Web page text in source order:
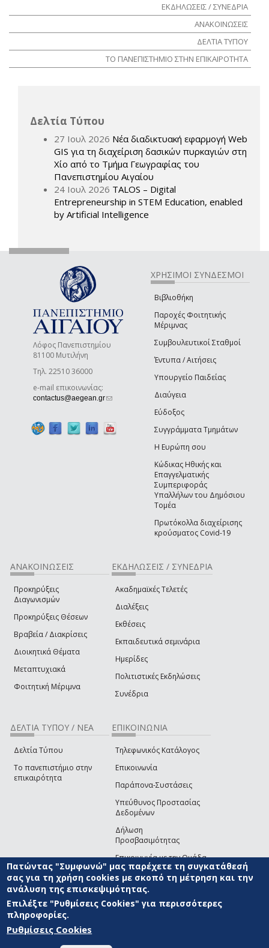
ΕΚΔΗΛΩΣΕΙΣ / ΣΥΝΕΔΡΙΑ
ΑΝΑΚΟΙΝΩΣΕΙΣ
ΔΕΛΤΙΑ ΤΥΠΟΥ
ΤΟ ΠΑΝΕΠΙΣΤΗΜΙΟ ΣΤΗΝ ΕΠΙΚΑΙΡΟΤΗΤΑ
Δελτία Τύπου
27 Ιουλ 2026 Νέα διαδικτυακή εφαρμογή Web
GIS για τη διαχείριση δασικών πυρκαγιών στη
Χίο από το Τμήμα Γεωγραφίας του
Πανεπιστημίου Αιγαίου
24 Ιουλ 2026 TALOS – Digital
Entrepreneurship in STEM Education, enabled
by Artificial Intelligence
Λόφος Πανεπιστημίου
81100 Μυτιλήνη
Τηλ. 22510 36000
e-mail επικοινωνίας:
contactus@aegean.gr(link sends e-mail)
ΧΡΗΣΙΜΟΙ ΣΥΝΔΕΣΜΟΙ
Βιβλιοθήκη
Παροχές Φοιτητικής
Μέριμνας
Συμβουλευτικοί Σταθμοί
Έντυπα / Αιτήσεις
Υπουργείο Παιδείας
Διαύγεια
Εύδοξος
Συγγράμματα Τμημάτων
Η Ευρώπη σου
Κώδικας Ηθικής και
Επαγγελματικής
Συμπεριφοράς
Υπαλλήλων του Δημόσιου
Τομέα
Πρωτόκολλα διαχείρισης
κρούσματος Covid-19
ΑΝΑΚΟΙΝΩΣΕΙΣ
Προκηρύξεις
Διαγωνισμών
Προκηρύξεις Θέσεων
Βραβεία / Διακρίσεις
Διοικητικά Θέματα
Μεταπτυχιακά
Φοιτητική Μέριμνα
ΕΚΔΗΛΩΣΕΙΣ / ΣΥΝΕΔΡΙΑ
Ακαδημαϊκές Τελετές
Διαλέξεις
Εκθέσεις
Εκπαιδευτικά σεμινάρια
Ημερίδες
Πολιτιστικές Εκδηλώσεις
Συνέδρια
ΔΕΛΤΙΑ ΤΥΠΟΥ / ΝΕΑ
Δελτία Τύπου
Το πανεπιστήμιο στην
επικαιρότητα
ΕΠΙΚΟΙΝΩΝΙΑ
Τηλεφωνικός Κατάλογος
Επικοινωνία
Παράπονα-Συστάσεις
Υπεύθυνος Προστασίας
Δεδομένων
Δήλωση
Προσβασιμότητας
Επικοινωνία με την Ομάδα
Ανάπτυξης του site(link sends e-mail)
© ΠΑΝΕΠΙΣΤΗΜΙΟ ΑΙΓΑΙΟΥ ΟΡΟΙ ΧΡΗΣΗΣ
ΑΝΑΠΤΥΞΗΣ
Πατώντας "Συμφωνώ" μας παρέχετε τη συγκατάθεσή
σας για τη χρήση cookies με σκοπό τη μέτρηση και την
ανάλυση της επισκεψιμότητας.
Επιλέξτε "Ρυθμίσεις Cookies" για περισσότερες
πληροφορίες.
Ρυθμίσεις Cookies